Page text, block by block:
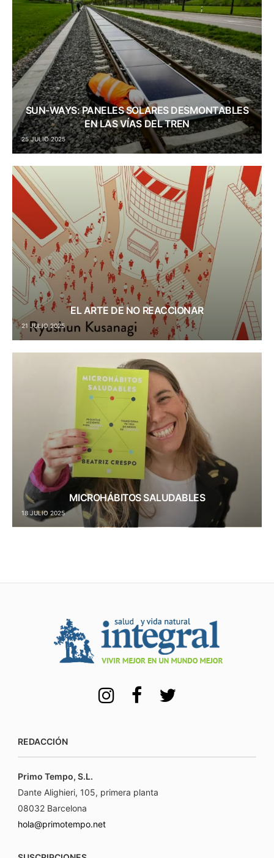
SUN-WAYS: PANELES SOLARES DESMONTABLES
EN LAS VÍAS DEL TREN
25 JULIO 2025
EL ARTE DE NO REACCIONAR
21 JULIO 2025
MICROHÁBITOS SALUDABLES
18 JULIO 2025
REDACCIÓN
Primo Tempo, S.L.
Dante Alighieri, 105, primera planta
08032 Barcelona
hola@primotempo.net